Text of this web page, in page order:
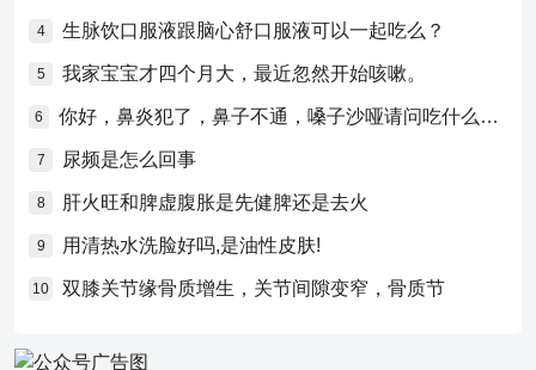
4 生脉饮口服液跟脑心舒口服液可以一起吃么？
5 我家宝宝才四个月大，最近忽然开始咳嗽。
6 你好，鼻炎犯了，鼻子不通，嗓子沙哑请问吃什么药比较好？
7 尿频是怎么回事
8 肝火旺和脾虚腹胀是先健脾还是去火
9 用清热水洗脸好吗,是油性皮肤!
10 双膝关节缘骨质增生，关节间隙变窄，骨质节